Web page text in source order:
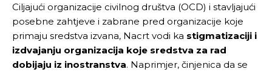
Ciljajući organizacije civilnog društva (OCD) i stavljajući
posebne zahtjeve i zabrane pred organizacije koje
primaju sredstva izvana, Nacrt vodi ka stigmatizaciji i
izdvajanju organizacija koje sredstva za rad
dobijaju iz inostranstva. Naprimjer, činjenica da se